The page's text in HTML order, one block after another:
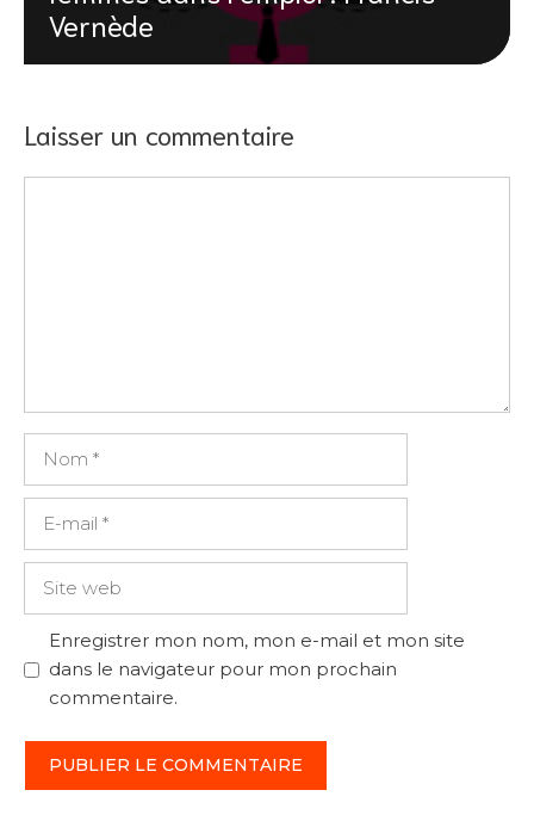
Vernède
Laisser un commentaire
Enregistrer mon nom, mon e-mail et mon site
dans le navigateur pour mon prochain
commentaire.